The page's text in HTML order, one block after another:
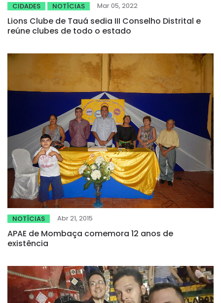
CIDADES NOTÍCIAS Mar 05, 2022
Lions Clube de Tauá sedia III Conselho Distrital e
reúne clubes de todo o estado
NOTÍCIAS Abr 21, 2015
APAE de Mombaça comemora 12 anos de
existência